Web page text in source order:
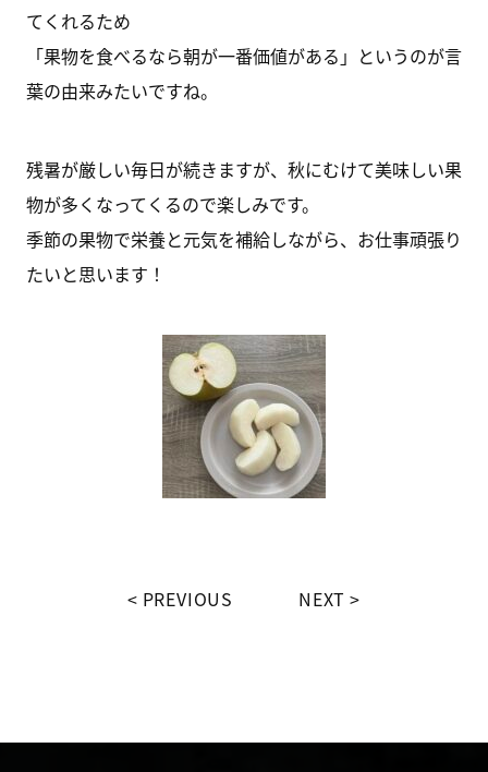
てくれるため
「果物を食べるなら朝が一番価値がある」というのが言
葉の由来みたいですね。
残暑が厳しい毎日が続きますが、秋にむけて美味しい果
物が多くなってくるので楽しみです。
季節の果物で栄養と元気を補給しながら、お仕事頑張り
たいと思います！
PREVIOUS NEXT